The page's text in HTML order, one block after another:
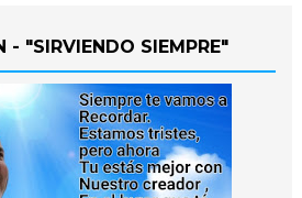
- "SIRVIENDO SIEMPRE"